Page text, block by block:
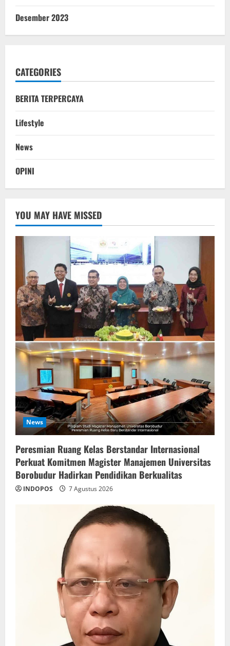
Desember 2023
CATEGORIES
BERITA TERPERCAYA
Lifestyle
News
OPINI
YOU MAY HAVE MISSED
News
Peresmian Ruang Kelas Berstandar Internasional
Perkuat Komitmen Magister Manajemen Universitas
Borobudur Hadirkan Pendidikan Berkualitas
INDOPOS 7 Agustus 2026